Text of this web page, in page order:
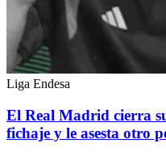
Liga Endesa
El Real Madrid cierra
fichaje y le asesta otro